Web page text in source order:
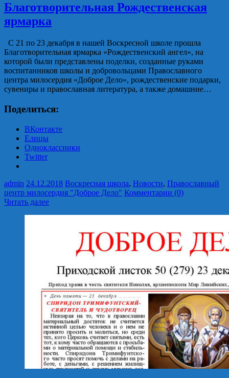
Благотворительная Рождественская
ярмарка
С 21 по 23 декабря в нашей Воскресной школе прошла
Благотворительная ярмарка «Рождественский ангел», на
которой были представлены поделки, созданные руками
воспитанников школы и добровольцами Православного
центра милосердия «Доброе Дело», рождественские подарки,
сувениры и православная литература, а также домашние…
Поделиться:
ВКонтакте
Елицы
Одноклассники
Twitter
admin 24.12.2018 Воскресная школа, Новости, Православный
центр милосердия "Доброе Дело" Комментарии (0)
Читать далее